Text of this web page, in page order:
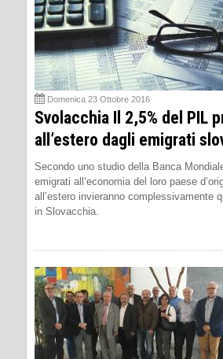
Domenica 23 Ottobre 2016
Svolacchia Il 2,5% del PIL
all’estero dagli emigrati
Secondo uno studio della Banca
emigrati all’economia del loro paese
all’estero invieranno complessivamente
in Slovacchia.